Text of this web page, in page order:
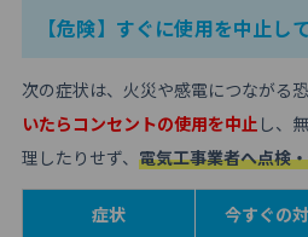
【危険】すぐに使用を中止し
次の症状は、火災や感電につながる恐
いたらコンセントの使用を中止 し、
理したりせず、 電気工事業者へ点検
症状 今すぐの